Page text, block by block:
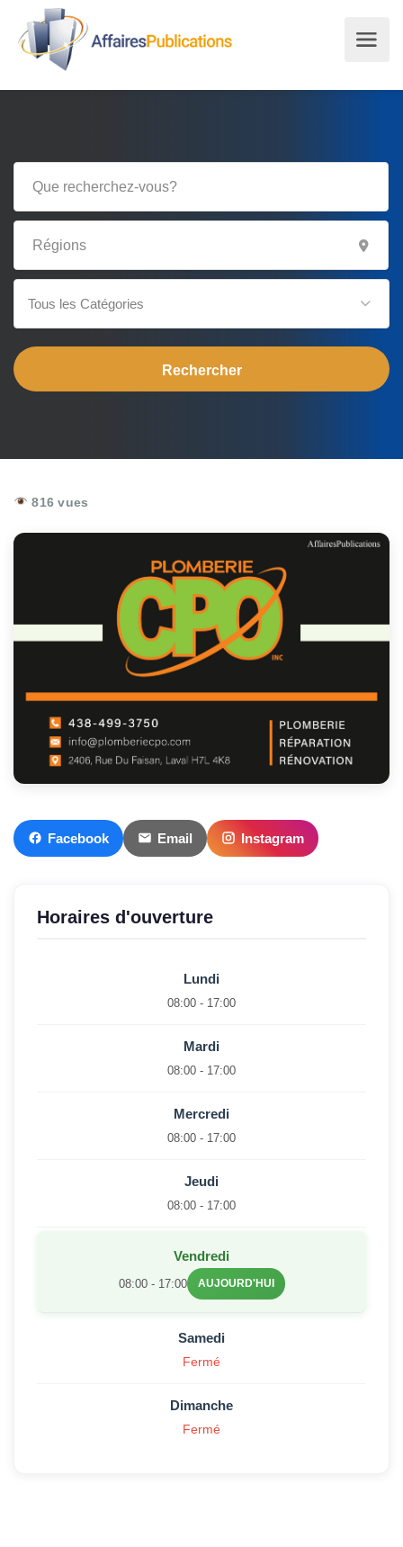
Tous les Catégories
816 vues
Facebook Email Instagram
Horaires d'ouverture
Lundi
08:00 - 17:00
Mardi
08:00 - 17:00
Mercredi
08:00 - 17:00
Jeudi
08:00 - 17:00
Vendredi
08:00 - 17:00 AUJOURD'HUI
Samedi
Fermé
Dimanche
Fermé